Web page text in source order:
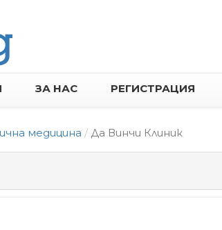
ЗА НАС РЕГИСТРАЦИЯ
медицина Да Винчи Клиник